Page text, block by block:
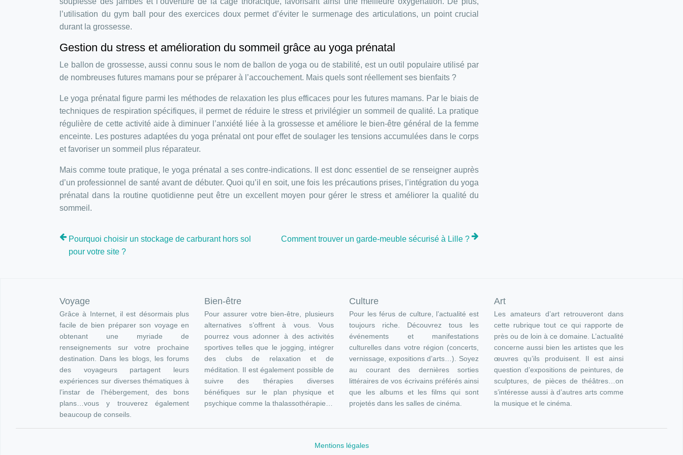
l’utilisation du gym ball pour des exercices doux permet d’éviter le surmenage des articulations, un point crucial
durant la grossesse.
Gestion du stress et amélioration du sommeil grâce au yoga prénatal
Le ballon de grossesse, aussi connu sous le nom de ballon de yoga ou de stabilité, est un outil populaire utilisé par
de nombreuses futures mamans pour se préparer à l’accouchement. Mais quels sont réellement ses bienfaits ?
Le yoga prénatal figure parmi les méthodes de relaxation les plus efficaces pour les futures mamans. Par le biais de
techniques de respiration spécifiques, il permet de réduire le stress et privilégier un sommeil de qualité. La pratique
régulière de cette activité aide à diminuer l’anxiété liée à la grossesse et améliore le bien-être général de la femme
enceinte. Les postures adaptées du yoga prénatal ont pour effet de soulager les tensions accumulées dans le corps
et favoriser un sommeil plus réparateur.
Mais comme toute pratique, le yoga prénatal a ses contre-indications. Il est donc essentiel de se renseigner auprès
d’un professionnel de santé avant de débuter. Quoi qu’il en soit, une fois les précautions prises, l’intégration du yoga
prénatal dans la routine quotidienne peut être un excellent moyen pour gérer le stress et améliorer la qualité du
sommeil.
Pourquoi choisir un stockage de carburant hors sol
pour votre site ?
Comment trouver un garde-meuble sécurisé à Lille ?
Voyage
Grâce à Internet, il est désormais plus
facile de bien préparer son voyage en
obtenant une myriade de
renseignements sur votre prochaine
destination. Dans les blogs, les forums
des voyageurs partagent leurs
expériences sur diverses thématiques à
l’instar de l’hébergement, des bons
plans…vous y trouverez également
beaucoup de conseils.
Bien-être
Pour assurer votre bien-être, plusieurs
alternatives s’offrent à vous. Vous
pourrez vous adonner à des activités
sportives telles que le jogging, intégrer
des clubs de relaxation et de
méditation. Il est également possible de
suivre des thérapies diverses
bénéfiques sur le plan physique et
psychique comme la thalassothérapie…
Culture
Pour les férus de culture, l’actualité est
toujours riche. Découvrez tous les
événements et manifestations
culturelles dans votre région (concerts,
vernissage, expositions d’arts…). Soyez
au courant des dernières sorties
littéraires de vos écrivains préférés ainsi
que les albums et les films qui sont
projetés dans les salles de cinéma.
Art
Les amateurs d’art retrouveront dans
cette rubrique tout ce qui rapporte de
près ou de loin à ce domaine. L’actualité
concerne aussi bien les artistes que les
œuvres qu’ils produisent. Il est ainsi
question d’expositions de peintures, de
sculptures, de pièces de théâtres…on
s’intéresse aussi à d’autres arts comme
la musique et le cinéma.
Mentions légales